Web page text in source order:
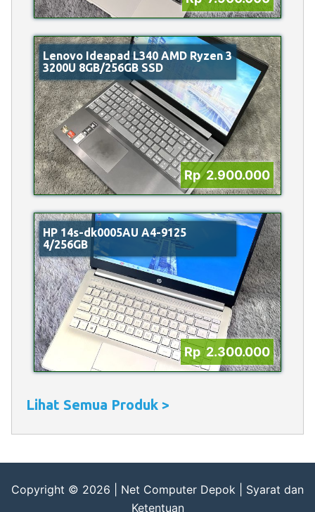
Lenovo Ideapad L340 AMD Ryzen 3
3200U 8GB/256GB SSD
Rp 2.900.000
HP 14s-dk0005AU A4-9125
4/256GB
Rp 2.300.000
Lihat Semua Produk >
Copyright © 2026 | Net Computer Depok
Syarat dan
Ketentuan